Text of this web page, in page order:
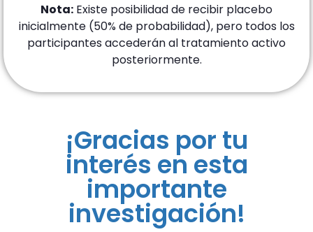
Nota: Existe posibilidad de recibir placebo
inicialmente (50% de probabilidad), pero todos los
participantes accederán al tratamiento activo
posteriormente.
¡Gracias por tu
interés en esta
importante
investigación!